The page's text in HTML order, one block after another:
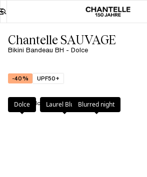
Chantelle SAUVAGE
Bikini Bandeau BH - Dolce
-40% UPF50+
Farbe:Dolce
Dolce Laurel BlumeBlurred night